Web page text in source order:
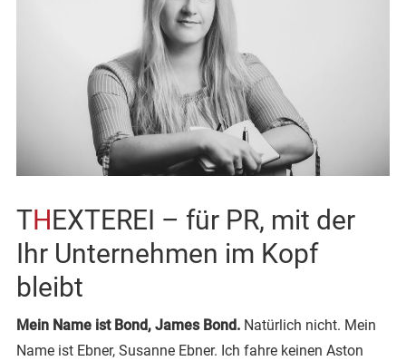
THEXTEREI – für PR, mit der
Ihr Unternehmen im Kopf
bleibt
Mein Name ist Bond, James Bond.Natürlich nicht. Mein
Name ist Ebner, Susanne Ebner. Ich fahre keinen Aston